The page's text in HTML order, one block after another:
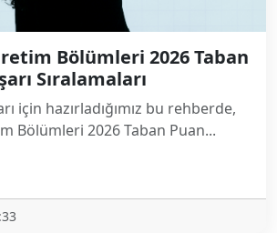
Bölümleri 2026 Taban
Sıralamaları
için hazırladığımız bu rehberde,
Bölümleri 2026 Taban Puan...